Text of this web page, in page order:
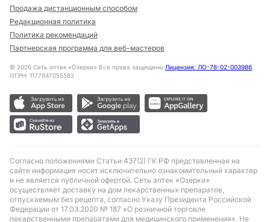
Продажа дистанционным способом
Редакционная политика
Политика рекомендаций
Партнерская программа для веб-мастеров
© 2026 Сеть аптек «Озерки» Все права защищены Лицензия: ЛО-78-02-003986,
ОГРН: 1177847055583
Согласно положениями Статьи 437(2) ГК РФ представленная на
сайте информация носит исключительно ознакомительный характер
и не является публичной офертой. Сеть аптек «Озерки»
осуществляет доставку на дом лекарственных препаратов,
отпускаемым без рецепта, согласно Указу Президента Российской
Федерации от 17.03.2020 № 187 «О розничной торговле
лекарственными препаратами для медицинского применения». Не